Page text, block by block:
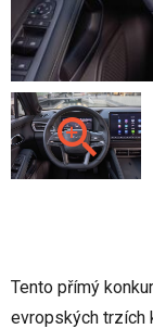
Tento přímý
evropských trzích